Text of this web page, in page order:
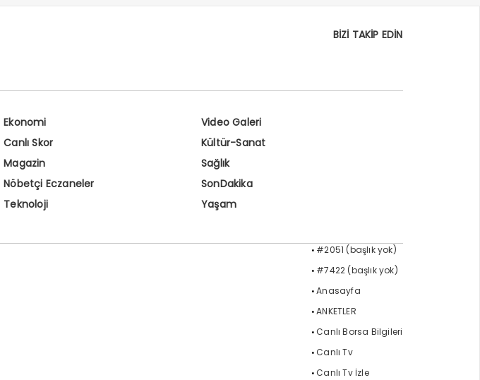
BİZİ TAKİP EDİN
Ekonomi
Video Galeri
Canlı Skor
Kültür-Sanat
Magazin
Sağlık
Nöbetçi Eczaneler
SonDakika
Teknoloji Yaşam
#2051 (başlık yok)
#7422 (başlık yok)
Anasayfa
ANKETLER
Canlı Borsa Bilgileri
Canlı Tv
Canlı Tv İzle